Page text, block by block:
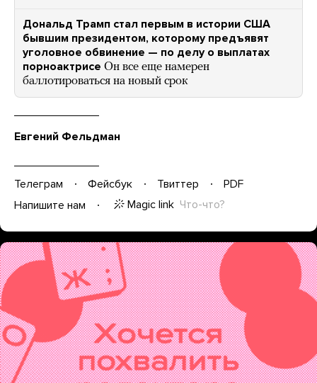
Дональд Трамп стал первым в истории США
бывшим президентом, которому предъявят
уголовное обвинение — по делу о выплатах
порноактрисе Он все еще намерен
баллотироваться на новый срок
Евгений Фельдман
Телеграм Фейсбук Твиттер
PDF
Напишите нам
Magic link Что-что?